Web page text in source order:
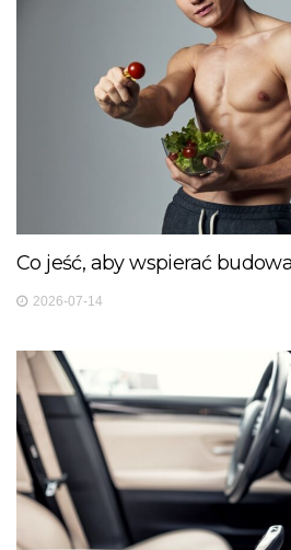
Co jeść, aby wspierać
2026-07-14